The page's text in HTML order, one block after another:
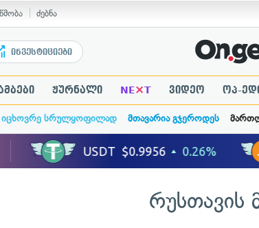
ძებნა
ინვესტიციები
ჟურნალი NE×T ვიდეო ოპ-
იცხოვრე სრულყოფილად მთავარია გჯეროდეს
რუსთავის